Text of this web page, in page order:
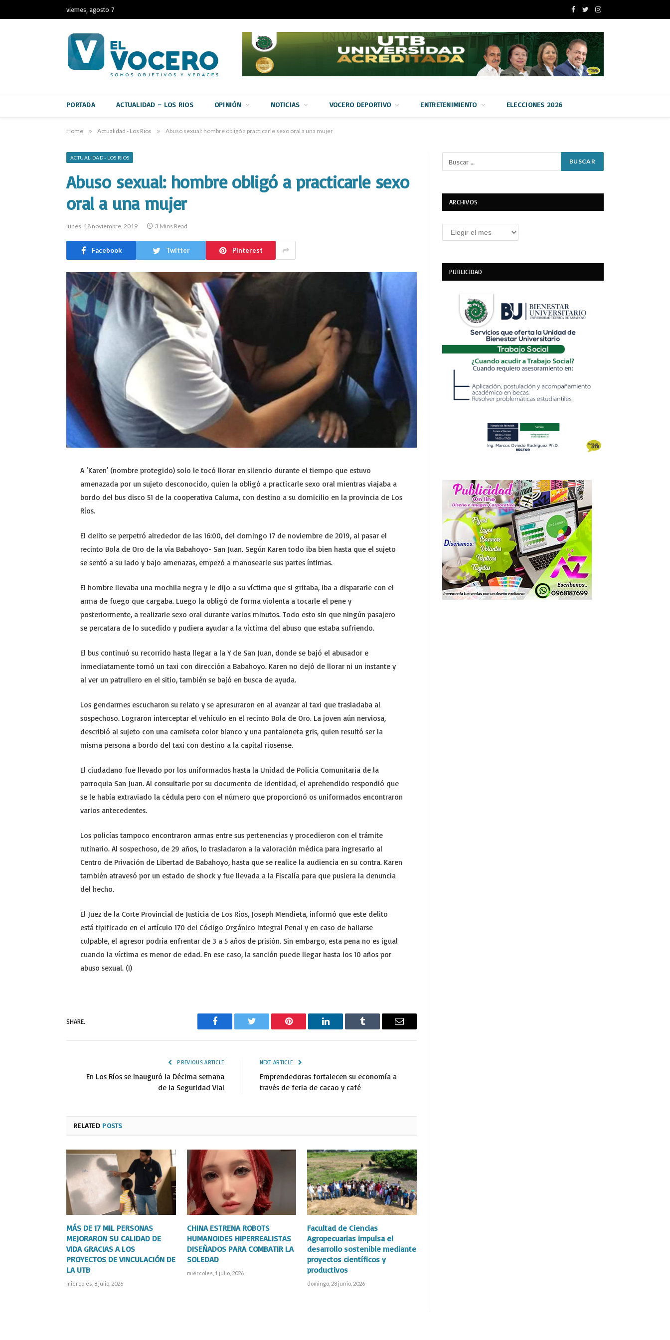
viernes, agosto 7
Facebook
TwitterInstagram
PORTADA ACTUALIDAD – LOS RIOS OPINIÓN NOTICIAS VOCERO DEPORTIVO ENTRETENIMIENTO ELECCIONES 2026
Home » Actualidad - Los Rios » Abuso sexual: hombre obligó a practicarle sexo oral a una mujer
ACTUALIDAD - LOS RIOS
Abuso sexual: hombre obligó a practicarle sexo
oral a una mujer
lunes, 18 noviembre, 2019 3 Mins Read
Facebook Twitter Pinterest
A ‘Karen’ (nombre protegido) solo le tocó llorar en silencio durante el tiempo que estuvo
amenazada por un sujeto desconocido, quien la obligó a practicarle sexo oral mientras viajaba a
bordo del bus disco 51 de la cooperativa Caluma, con destino a su domicilio en la provincia de Los
Ríos.
El delito se perpetró alrededor de las 16:00, del domingo 17 de noviembre de 2019, al pasar el
recinto Bola de Oro de la vía Babahoyo- San Juan. Según Karen todo iba bien hasta que el sujeto
se sentó a su lado y bajo amenazas, empezó a manosearle sus partes íntimas.
El hombre llevaba una mochila negra y le dijo a su víctima que si gritaba, iba a dispararle con el
arma de fuego que cargaba. Luego la obligó de forma violenta a tocarle el pene y
posteriormente, a realizarle sexo oral durante varios minutos. Todo esto sin que ningún pasajero
se percatara de lo sucedido y pudiera ayudar a la víctima del abuso que estaba sufriendo.
El bus continuó su recorrido hasta llegar a la Y de San Juan, donde se bajó el abusador e
inmediatamente tomó un taxi con dirección a Babahoyo. Karen no dejó de llorar ni un instante y
al ver un patrullero en el sitio, también se bajó en busca de ayuda.
Los gendarmes escucharon su relato y se apresuraron en al avanzar al taxi que trasladaba al
sospechoso. Lograron interceptar el vehículo en el recinto Bola de Oro. La joven aún nerviosa,
describió al sujeto con una camiseta color blanco y una pantaloneta gris, quien resultó ser la
misma persona a bordo del taxi con destino a la capital riosense.
El ciudadano fue llevado por los uniformados hasta la Unidad de Policía Comunitaria de la
parroquia San Juan. Al consultarle por su documento de identidad, el aprehendido respondió que
se le había extraviado la cédula pero con el número que proporcionó os uniformados encontraron
varios antecedentes.
Los policías tampoco encontraron armas entre sus pertenencias y procedieron con el trámite
rutinario. Al sospechoso, de 29 años, lo trasladaron a la valoración médica para ingresarlo al
Centro de Privación de Libertad de Babahoyo, hasta que se realice la audiencia en su contra. Karen
también atravesó por un estado de shock y fue llevada a la Fiscalía para que pusiera la denuncia
del hecho.
El Juez de la Corte Provincial de Justicia de Los Ríos, Joseph Mendieta, informó que este delito
está tipificado en el artículo 170 del Código Orgánico Integral Penal y en caso de hallarse
culpable, el agresor podría enfrentar de 3 a 5 años de prisión. Sin embargo, esta pena no es igual
cuando la víctima es menor de edad. En ese caso, la sanción puede llegar hasta los 10 años por
abuso sexual. (I)
SHARE.
Facebook Twitter Pinterest LinkedIn Tumblr Email
PREVIOUS ARTICLE
En Los Ríos se inauguró la Décima semana
de la Seguridad Vial
NEXT ARTICLE
Emprendedoras fortalecen su economía a
través de feria de cacao y café
RELATED POSTS
MÁS DE 17 MIL PERSONAS
MEJORARON SU CALIDAD DE
VIDA GRACIAS A LOS
PROYECTOS DE VINCULACIÓN DE
LA UTB
miércoles, 8 julio, 2026
CHINA ESTRENA ROBOTS
HUMANOIDES HIPERREALISTAS
DISEÑADOS PARA COMBATIR LA
SOLEDAD
miércoles, 1 julio, 2026
Facultad de Ciencias
Agropecuarias impulsa el
desarrollo sostenible mediante
proyectos científicos y
productivos
domingo, 28 junio, 2026
ARCHIVOS
Archivos
PUBLICIDAD